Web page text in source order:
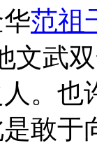
范祖
文武
。也
敢于